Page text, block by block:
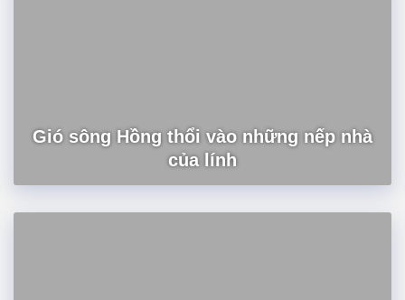
Gió sông Hồng thổi vào những nếp nhà
của lính